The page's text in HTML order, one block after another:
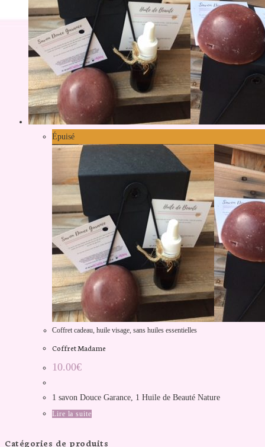
Épuisé
Coffret cadeau, huile visage, sans huiles essentielles
Coffret Madame
10.00€
1 savon Douce Garance, 1 Huile de Beauté Nature
Lire la suite
Catégories de produits